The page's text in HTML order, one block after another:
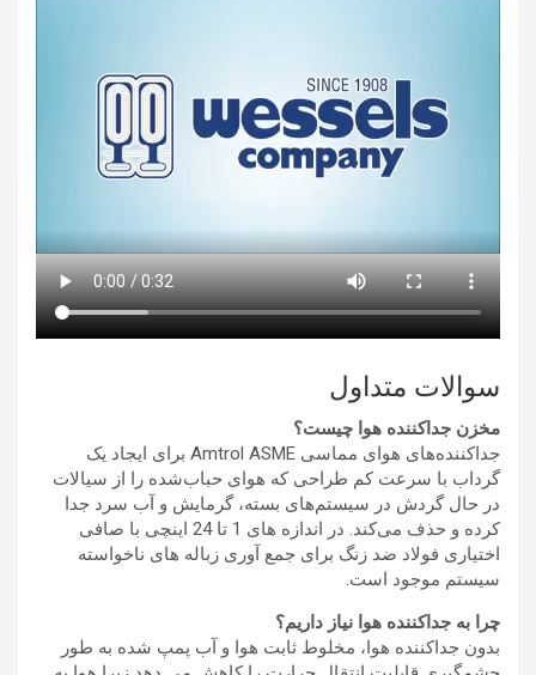
سوالات متداول
مخزن جداکننده هوا چیست؟
جداکننده‌های هوای مماسی Amtrol ASME برای ایجاد یک
گرداب با سرعت کم طراحی که هوای حباب‌شده را از سیالات
در حال گردش در سیستم‌های بسته، گرمایش و آب سرد جدا
کرده و حذف می‌کند. در اندازه های 1 تا 24 اینچی با صافی
اختیاری فولاد ضد زنگ برای جمع آوری زباله های ناخواسته
سیستم موجود است.
چرا به جداکننده هوا نیاز داریم؟
بدون جداکننده هوا، مخلوط ثابت هوا و آب پمپ شده به طور